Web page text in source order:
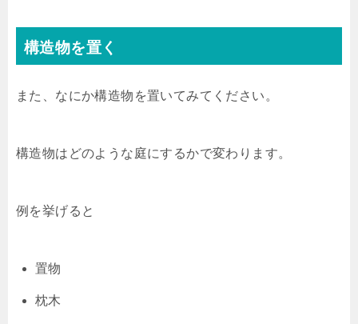
構造物を置く
また、なにか構造物を置いてみてください。
構造物はどのような庭にするかで変わります。
例を挙げると
置物
枕木